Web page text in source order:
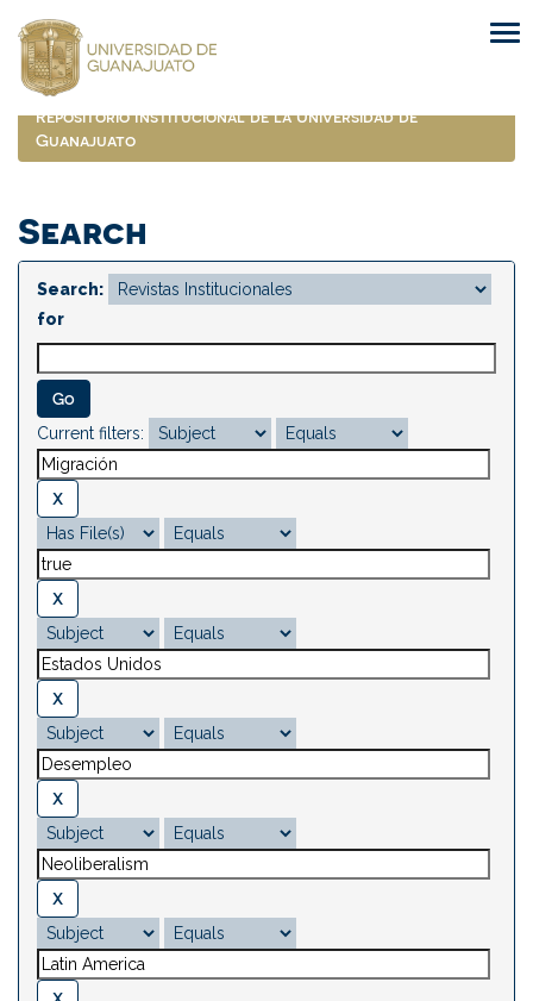
navigation
Repositorio Institucional de la Universidad de
Guanajuato
Search
Search:
for
Current filters: